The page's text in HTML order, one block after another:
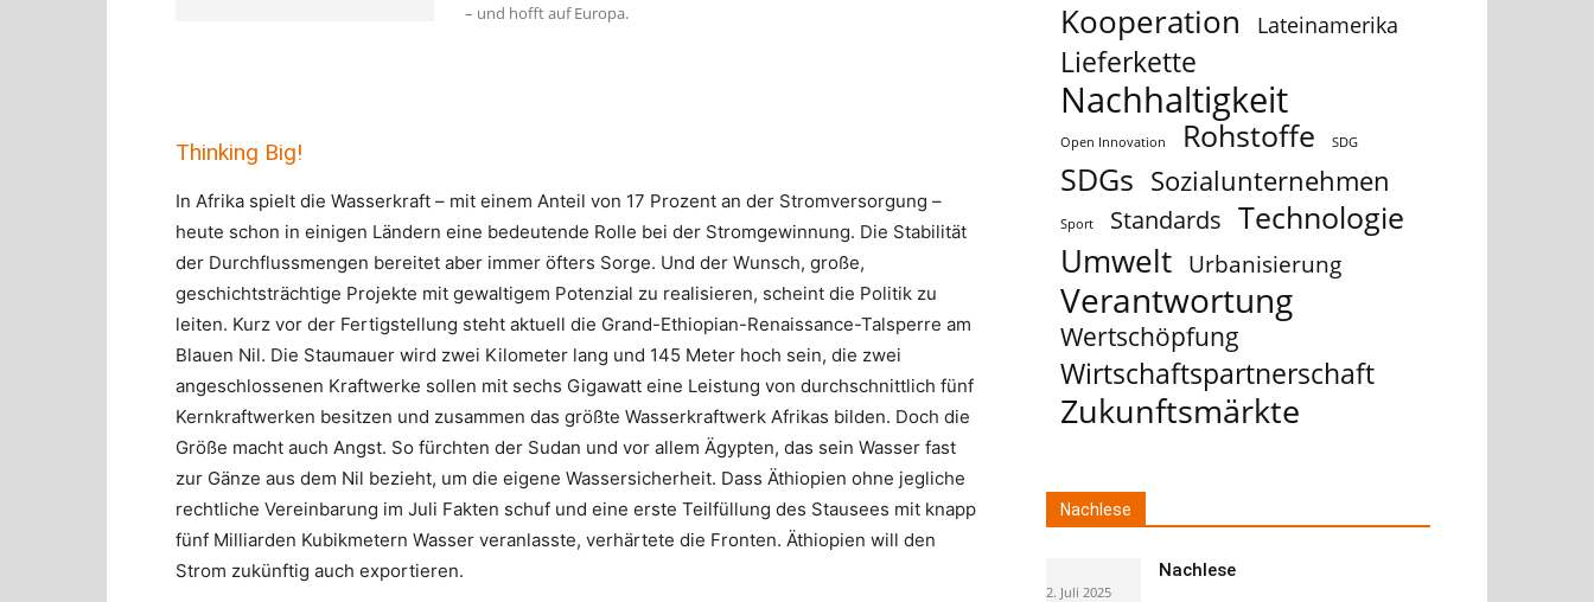
– und hofft auf Europa.
Thinking Big!
In Afrika spielt die Wasserkraft – mit einem Anteil von 17 Prozent an der Stromversorgung –
heute schon in einigen Ländern eine bedeutende Rolle bei der Stromgewinnung. Die Stabilität
der Durchflussmengen bereitet aber immer öfters Sorge. Und der Wunsch, große,
geschichtsträchtige Projekte mit gewaltigem Potenzial zu realisieren, scheint die Politik zu
leiten. Kurz vor der Fertigstellung steht aktuell die Grand-Ethiopian-Renaissance-Talsperre am
Blauen Nil. Die Staumauer wird zwei Kilometer lang und 145 Meter hoch sein, die zwei
angeschlossenen Kraftwerke sollen mit sechs Gigawatt eine Leistung von durchschnittlich fünf
Kernkraftwerken besitzen und zusammen das größte Wasserkraftwerk Afrikas bilden. Doch die
Größe macht auch Angst. So fürchten der Sudan und vor allem Ägypten, das sein Wasser fast
zur Gänze aus dem Nil bezieht, um die eigene Wassersicherheit. Dass Äthiopien ohne jegliche
rechtliche Vereinbarung im Juli Fakten schuf und eine erste Teilfüllung des Stausees mit knapp
fünf Milliarden Kubikmetern Wasser veranlasste, verhärtete die Fronten. Äthiopien will den
Strom zukünftig auch exportieren.
Kooperation Lateinamerika
Lieferkette
Nachhaltigkeit
Open Innovation Rohstoffe SDG
SDGs Sozialunternehmen
Sport Standards Technologie
Umwelt Urbanisierung
Verantwortung
Wertschöpfung
Wirtschaftspartnerschaft
Zukunftsmärkte
Nachlese
Nachlese
2. Juli 2025